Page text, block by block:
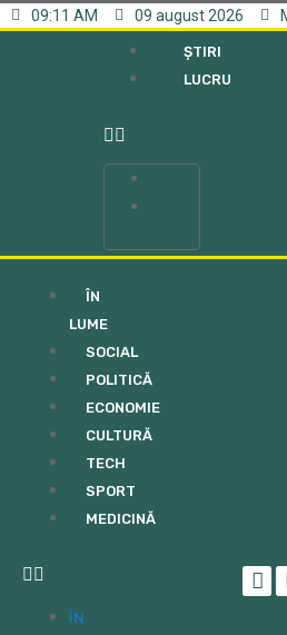
09:11 AM 09 august 2026
ȘTIRI
LUCRU
ÎN
LUME
SOCIAL
POLITICĂ
ECONOMIE
CULTURĂ
TECH
SPORT
MEDICINĂ
ÎN